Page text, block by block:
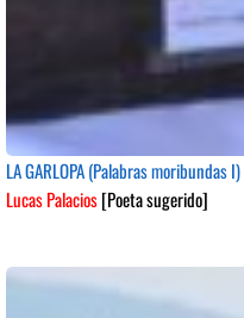
LA GARLOPA (Palabras moribundas I)
Lucas Palacios[Poeta sugerido]